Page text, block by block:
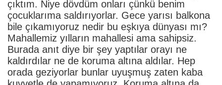
çıktım. Niye dövdüm onları çünkü benim
çocuklarıma saldırıyorlar. Gece yarısı balkona
bile çıkamıyoruz nedir bu eşkıya dünyası mı?
Mahallemiz yılların mahallesi ama sahipsiz.
Burada anıt diye bir şey yaptılar orayı ne
kaldırdılar ne de koruma altına aldılar. Hep
orada geziyorlar bunlar uyuşmuş zaten kaba